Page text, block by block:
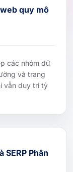
quy mô
các nhóm dữ
và trang
vẫn duy trì tỷ
SERP Phân